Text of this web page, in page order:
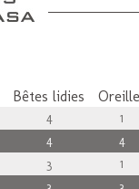
Bêtes lidies
4
1
4
4
3
1